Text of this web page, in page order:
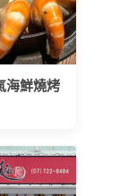
海鮮燒烤